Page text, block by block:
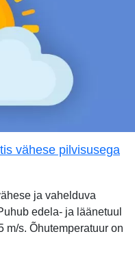
vähese pilvisusega
ja vahelduva
edela- ja läänetuul
m/s. Õhutemperatuur on